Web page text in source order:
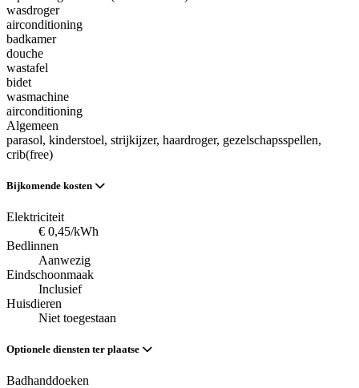
wasdroger
airconditioning
badkamer
douche
wastafel
bidet
wasmachine
airconditioning
Algemeen
parasol, kinderstoel, strijkijzer, haardroger, gezelschapsspellen,
crib(free)
Bijkomende kosten
Elektriciteit
€ 0,45/kWh
Bedlinnen
Aanwezig
Eindschoonmaak
Inclusief
Huisdieren
Niet toegestaan
Optionele diensten ter plaatse
Badhanddoeken